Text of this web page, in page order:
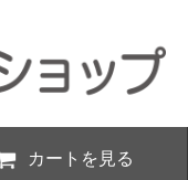
カートを見る